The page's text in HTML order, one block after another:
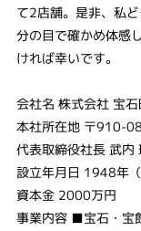
て2店舗。是非、私
分の目で確かめ体感
ければ幸いです。
会社名 株式会社 宝
本社所在地 〒910-
代表取締役社長 武内
設立年月日 1948年
資本金 2000万円
事業内容 ■宝石・宝